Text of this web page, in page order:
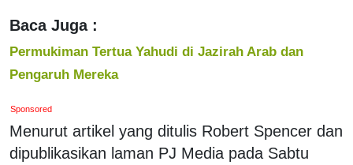
Baca Juga :
Permukiman Tertua Yahudi di Jazirah Arab dan
Pengaruh Mereka
Sponsored
Menurut artikel yang ditulis Robert Spencer dan
dipublikasikan laman PJ Media pada Sabtu